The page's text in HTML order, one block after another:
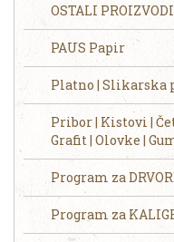
OSTALI PROIZVODI
PAUS Papir
Platno | Slikarska
Pribor | Kistovi |
Grafit | Olovke |
Program za
Program za